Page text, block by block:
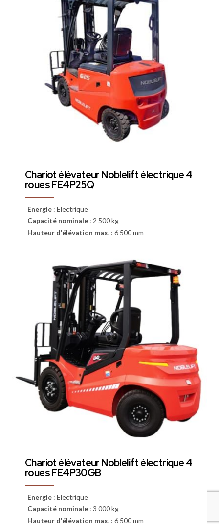
Chariot élévateur Noblelift électrique 4
roues FE4P25Q
Energie : Electrique
Capacité nominale : 2 500 kg
Hauteur d'élévation max. : 6 500 mm
Chariot élévateur Noblelift électrique 4
roues FE4P30GB
Energie : Electrique
Capacité nominale : 3 000 kg
Hauteur d'élévation max. : 6 500 mm